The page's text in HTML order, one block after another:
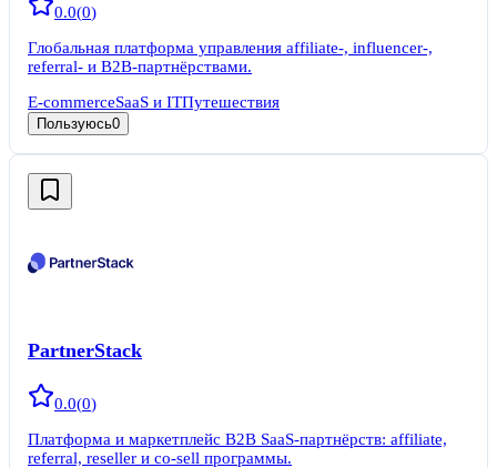
0.0(0)
Глобальная платформа управления affiliate-, influencer-,
referral- и B2B-партнёрствами.
E-commerceSaaS и ITПутешествия
Пользуюсь0
PartnerStack
0.0(0)
Платформа и маркетплейс B2B SaaS-партнёрств: affiliate,
referral, reseller и co-sell программы.